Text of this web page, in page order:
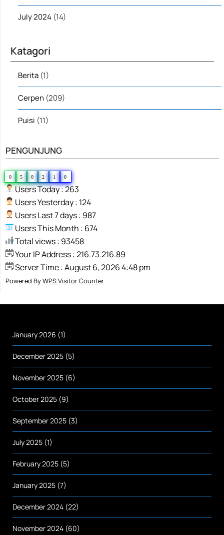
July 2024 (14)
Katagori
Berita (1)
Cerpen (209)
Puisi (11)
PENGUNJUNG
0 5 0 2 1 0
Users Today : 263
Users Yesterday : 124
Users Last 7 days : 987
Users This Month : 674
Total views : 93458
Your IP Address : 216.73.216.89
Server Time : August 6, 2026 4:48 pm
Powered ByWPS Visitor Counter
January 2026 (1)
December 2025 (5)
November 2025 (6)
October 2025 (9)
September 2025 (3)
July 2025 (1)
February 2025 (5)
January 2025 (7)
December 2024 (22)
November 2024 (60)